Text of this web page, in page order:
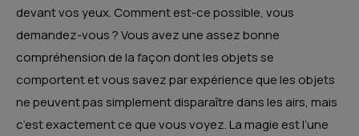
devant vos yeux. Comment est-ce possible, vous
demandez-vous ? Vous avez une assez bonne
compréhension de la façon dont les objets se
comportent et vous savez par expérience que les objets
ne peuvent pas simplement disparaître dans les airs, mais
c’est exactement ce que vous voyez. La magie est l’une